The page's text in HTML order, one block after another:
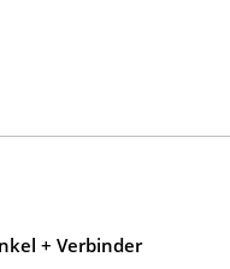
+ Verbinder